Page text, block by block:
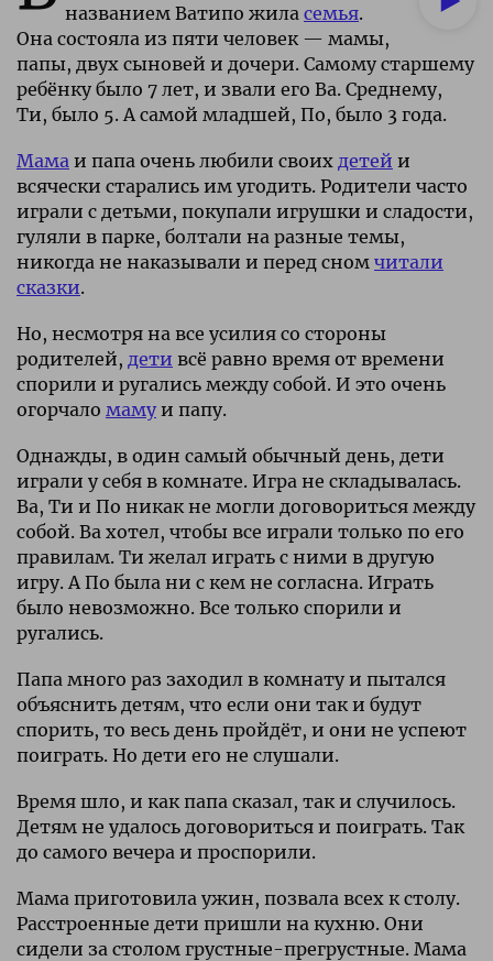
названием Ватипо жила семья.
Она состояла из пяти человек — мамы,
папы, двух сыновей и дочери. Самому старшему
ребёнку было 7 лет, и звали его Ва. Среднему,
Ти, было 5. А самой младшей, По, было 3 года.
Мама и папа очень любили своих детей и
всячески старались им угодить. Родители часто
играли с детьми, покупали игрушки и сладости,
гуляли в парке, болтали на разные темы,
никогда не наказывали и перед сном читали
сказки.
Но, несмотря на все усилия со стороны
родителей, дети всё равно время от времени
спорили и ругались между собой. И это очень
огорчало маму и папу.
Однажды, в один самый обычный день, дети
играли у себя в комнате. Игра не складывалась.
Ва, Ти и По никак не могли договориться между
собой. Ва хотел, чтобы все играли только по его
правилам. Ти желал играть с ними в другую
игру. А По была ни с кем не согласна. Играть
было невозможно. Все только спорили и
ругались.
Папа много раз заходил в комнату и пытался
объяснить детям, что если они так и будут
спорить, то весь день пройдёт, и они не успеют
поиграть. Но дети его не слушали.
Время шло, и как папа сказал, так и случилось.
Детям не удалось договориться и поиграть. Так
до самого вечера и проспорили.
Мама приготовила ужин, позвала всех к столу.
Расстроенные дети пришли на кухню. Они
сидели за столом грустные-прегрустные. Мама